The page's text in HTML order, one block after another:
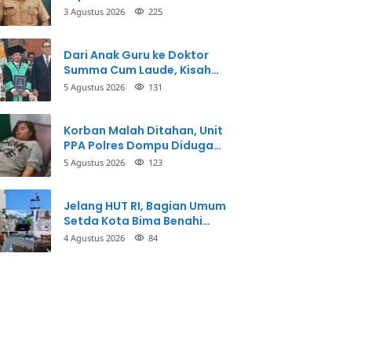
3 Agustus 2026 225
Dari Anak Guru ke Doktor
Summa Cum Laude, Kisah
Taman Firdaus Menginspirasi
5 Agustus 2026 131
Korban Malah Ditahan, Unit
PPA Polres Dompu Diduga
Balikkan Fakta Kasus
5 Agustus 2026 123
Jelang HUT RI, Bagian Umum
Setda Kota Bima Benahi
Kantor Pemkot
4 Agustus 2026 84